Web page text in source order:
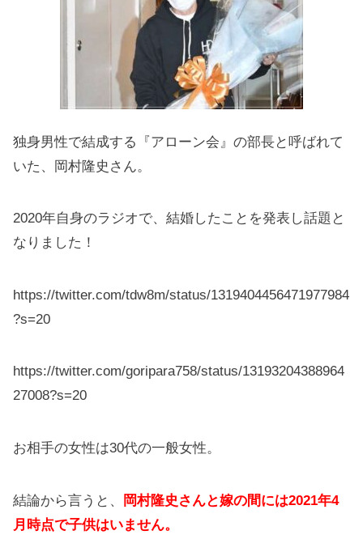
独身男性で結成する『アローン会』の部長と呼ばれて
いた、岡村隆史さん。
2020年自身のラジオで、結婚したことを発表し話題と
なりました！
https://twitter.com/tdw8m/status/1319404456471977984
?s=20
https://twitter.com/goripara758/status/13193204388964
27008?s=20
お相手の女性は30代の一般女性。
結論から言うと、
岡村隆史さんと嫁の間には2021年4
月時点で子供はいません。